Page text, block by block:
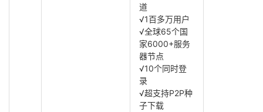
道
√1百多万用户
√全球65个国
家6000+服务
器节点
√10个同时登
录
√超支持P2P种
子下载